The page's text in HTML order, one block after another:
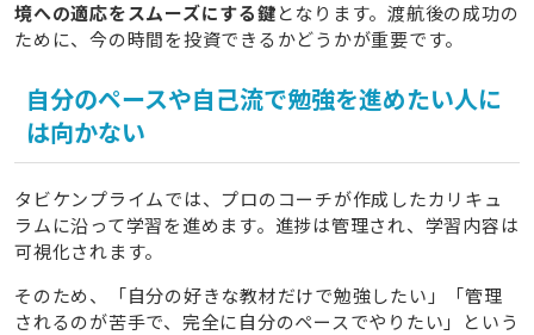
境への適応をスムーズにする鍵 となります。渡航後の成功の
ために、今の時間を投資できるかどうかが重要です。
自分のペースや自己流で勉強を進めたい人に
は向かない
タビケンプライムでは、プロのコーチが作成したカリキュ
ラムに沿って学習を進めます。進捗は管理され、学習内容は
可視化されます。
そのため、「自分の好きな教材だけで勉強したい」「管理
されるのが苦手で、完全に自分のペースでやりたい」という